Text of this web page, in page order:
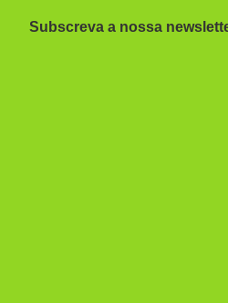
Subscreva a nossa